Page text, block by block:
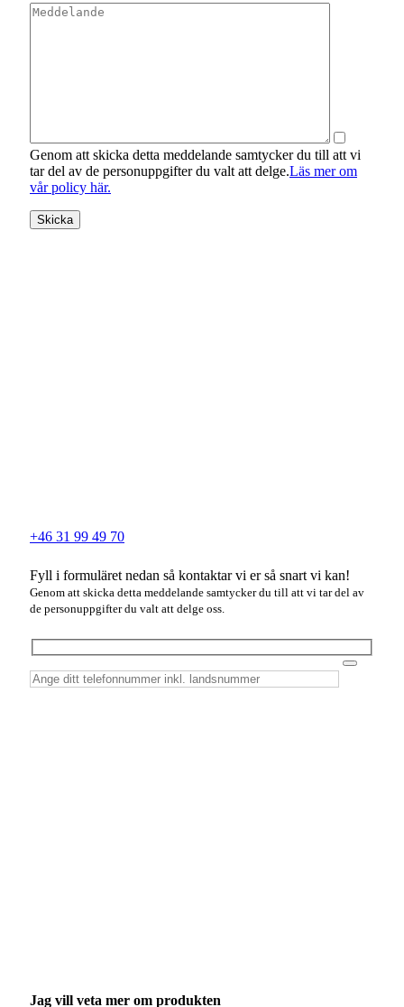
Genom att skicka detta meddelande samtycker du till att vi
tar del av de personuppgifter du valt att delge.Läs mer om
vår policy här.
Skicka
+46 31 99 49 70
Fyll i formuläret nedan så kontaktar vi er så snart vi kan!
Genom att skicka detta meddelande samtycker du till att vi tar del av
de personuppgifter du valt att delge oss.
Jag vill veta mer om produkten